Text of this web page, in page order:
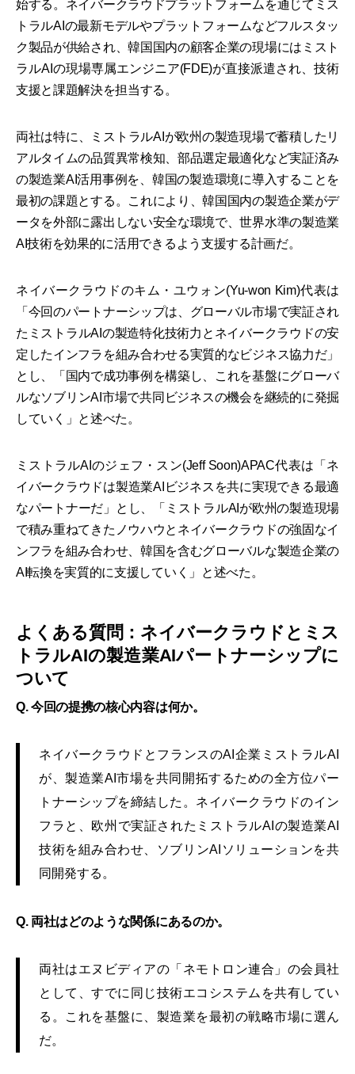
始する。ネイバークラウドプラットフォームを通じてミス
トラルAIの最新モデルやプラットフォームなどフルスタッ
ク製品が供給され、韓国国内の顧客企業の現場にはミスト
ラルAIの現場専属エンジニア(FDE)が直接派遣され、技術
支援と課題解決を担当する。
両社は特に、ミストラルAIが欧州の製造現場で蓄積したリ
アルタイムの品質異常検知、部品選定最適化など実証済み
の製造業AI活用事例を、韓国の製造環境に導入することを
最初の課題とする。これにより、韓国国内の製造企業がデ
ータを外部に露出しない安全な環境で、世界水準の製造業
AI技術を効果的に活用できるよう支援する計画だ。
ネイバークラウドのキム・ユウォン(Yu-won Kim)代表は
「今回のパートナーシップは、グローバル市場で実証され
たミストラルAIの製造特化技術力とネイバークラウドの安
定したインフラを組み合わせる実質的なビジネス協力だ」
とし、「国内で成功事例を構築し、これを基盤にグローバ
ルなソブリンAI市場で共同ビジネスの機会を継続的に発掘
していく」と述べた。
ミストラルAIのジェフ・スン(Jeff Soon)APAC代表は「ネ
イバークラウドは製造業AIビジネスを共に実現できる最適
なパートナーだ」とし、「ミストラルAIが欧州の製造現場
で積み重ねてきたノウハウとネイバークラウドの強固なイ
ンフラを組み合わせ、韓国を含むグローバルな製造企業の
AI転換を実質的に支援していく」と述べた。
よくある質問：ネイバークラウドとミス
トラルAIの製造業AIパートナーシップに
ついて
Q. 今回の提携の核心内容は何か。
ネイバークラウドとフランスのAI企業ミストラルAI
が、製造業AI市場を共同開拓するための全方位パー
トナーシップを締結した。ネイバークラウドのイン
フラと、欧州で実証されたミストラルAIの製造業AI
技術を組み合わせ、ソブリンAIソリューションを共
同開発する。
Q. 両社はどのような関係にあるのか。
両社はエヌビディアの「ネモトロン連合」の会員社
として、すでに同じ技術エコシステムを共有してい
る。これを基盤に、製造業を最初の戦略市場に選ん
だ。